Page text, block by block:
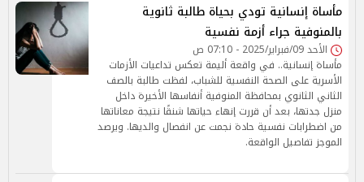
مأساة إنسانية تودي بحياة طالبة ثانوية
بالمنوفية جراء أزمة نفسية
الأحد 09/فبراير/2025 - 07:10 ص
مأساة إنسانية.. في واقعة أليمة تعكس تداعيات الأزمات
الأسرية على الصحة النفسية للشباب، لفظت طالبة بالصف
الثاني الثانوي بمحافظة المنوفية أنفاسها الأخيرة داخل
منزل جدتها، بعد أن قررت إنهاء حياتها شنقًا نتيجة معاناتها
من اضطرابات نفسية حادة نجمت عن انفصال والديها. ويرصد
الموجز تفاصيل الواقعة.